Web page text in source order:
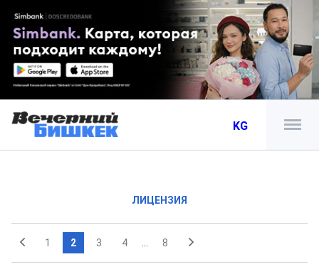
KG
ЛИЦЕНЗИЯ
1 2 3 4 8